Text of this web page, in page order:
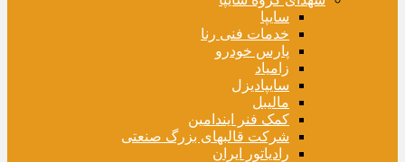
سایپا
خدمات فنی رنا
پارس خودرو
زامیاد
سایپادیزل
مالیبل
کمک فنر ایندامین
شرکت قالبهای بزرگ صنعتی
رادیاتور ایران